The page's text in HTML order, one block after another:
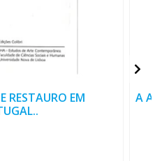
RESTAURO EM
A